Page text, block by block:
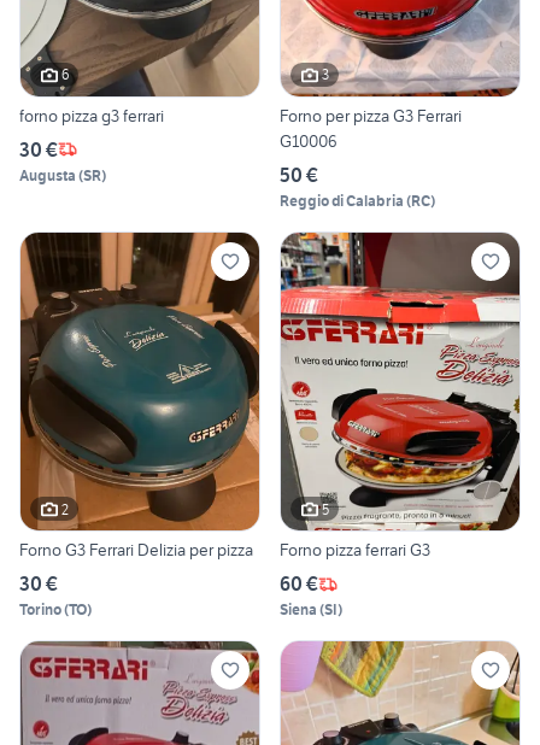
6
forno pizza g3 ferrari
30 €
Augusta (SR)
3
Forno per pizza G3 Ferrari
G10006
50 €
Reggio di Calabria (RC)
2
Forno G3 Ferrari Delizia per pizza
30 €
Torino(TO)
5
Forno pizza ferrari G3
60 €
Siena (SI)